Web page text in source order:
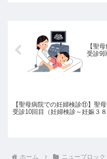
【聖
受診9
【聖母病院での妊婦検診⑪】聖
受診10回目（妊婦検診～妊娠３８
ホーム ニューブロック